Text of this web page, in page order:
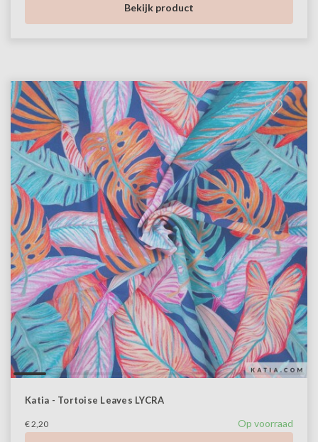
Bekijk product
Katia - Tortoise Leaves LYCRA
€ 2,20 Op voorraad